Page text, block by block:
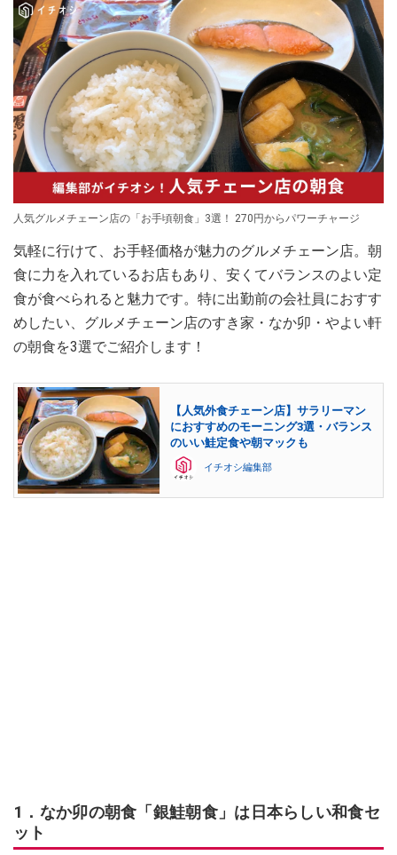
人気グルメチェーン店の「お手頃朝食」3選！ 270円からパワーチャージ
気軽に行けて、お手軽価格が魅力のグルメチェーン店。朝
食に力を入れているお店もあり、安くてバランスのよい定
食が食べられると魅力です。特に出勤前の会社員におすす
めしたい、グルメチェーン店のすき家・なか卯・やよい軒
の朝食を3選でご紹介します！
【人気外食チェーン店】サラリーマン
におすすめのモーニング3選・バランス
のいい鮭定食や朝マックも
イチオシ編集部
1．なか卯の朝食「銀鮭朝食」は日本らしい和食セ
ット